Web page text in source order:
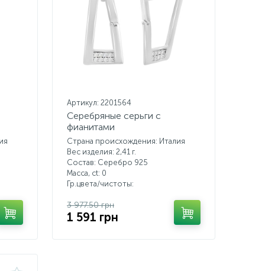
Артикул: 2201564
Серебряные серьги с
фианитами
Страна происхождения: Италия
Вес изделия: 2,41 г.
Состав: Серебро 925
Масса, ct: 0
Гр.цвета/чистоты:
3 977.50 грн
1 591 грн